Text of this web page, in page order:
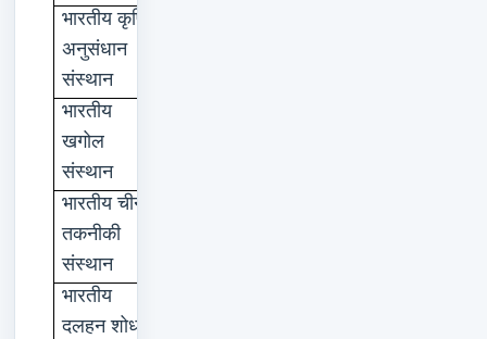
भारतीय कृषि
अनुसंधान
संस्थान
भारतीय
खगोल
संस्थान
भारतीय चीनी
तकनीकी
संस्थान
भारतीय
दलहन शोध